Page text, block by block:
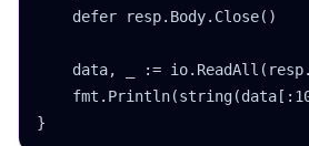
    defer resp.Body.Close()
data, _ :=
}